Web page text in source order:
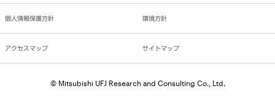
個人情報保護方針 環境方針
アクセスマップ サイトマップ
© Mitsubishi UFJ Research and Consulting Co., Ltd.